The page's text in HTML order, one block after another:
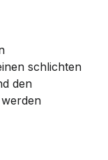
schlichten
den